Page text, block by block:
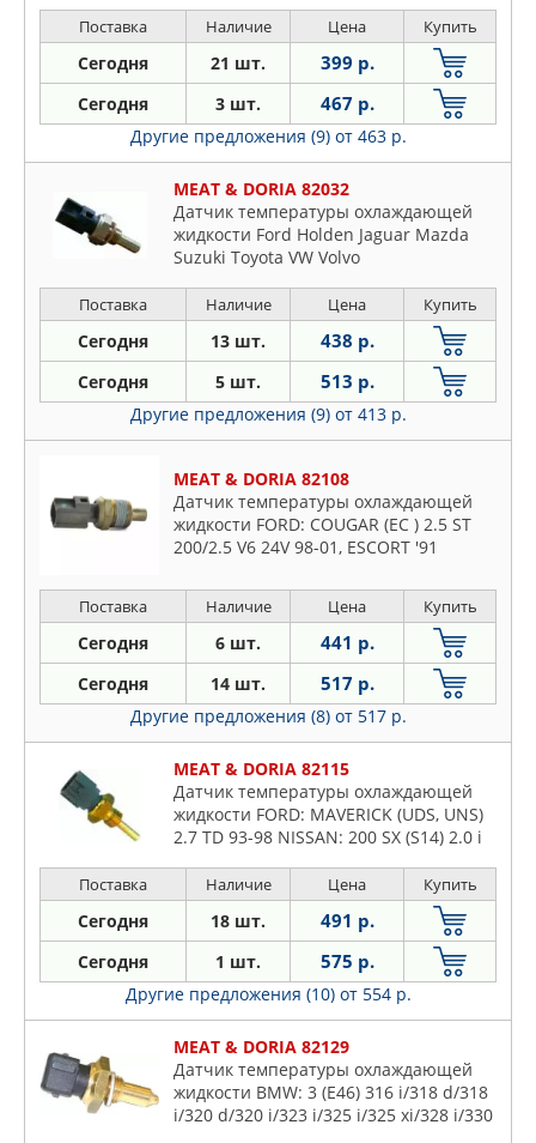
MASTERKIT
MEAT & DORIA
METACO
NISSAN
QUATTRO FRENI
SUBARU
TAMA
VERNET
VOLVO
Isuzu
Iveco
Jaguar
Jeep
KIA
Lancia
Land Rover
Mazda
Mercedes
Mitsubishi
Nissan
Proton
Rover
Saab
Skoda
Suzuki
Toyota
Поставка Наличие Цена Купить
Сегодня 21 шт. 399 р.
Сегодня 3 шт. 467 р.
Другие предложения (9) от 463 р.
MEAT & DORIA 82032
Датчик температуры охлаждающей
жидкости Ford Holden Jaguar Mazda
Suzuki Toyota VW Volvo
Поставка Наличие Цена Купить
Сегодня 13 шт. 438 р.
Сегодня 5 шт. 513 р.
Другие предложения (9) от 413 р.
MEAT & DORIA 82108
Датчик температуры охлаждающей
жидкости FORD: COUGAR (EC ) 2.5 ST
200/2.5 V6 24V 98-01, ESCORT '91
фургон (AVL) 1.4/1.8 Turbo D 95-,
ESCORT CLASSIC (
Поставка Наличие Цена Купить
Сегодня 6 шт. 441 р.
Сегодня 14 шт. 517 р.
Другие предложения (8) от 517 р.
MEAT & DORIA 82115
Датчик температуры охлаждающей
жидкости FORD: MAVERICK (UDS, UNS)
2.7 TD 93-98 NISSAN: 200 SX (S14) 2.0 i
Z Roadster 3.5 03-, ALMERA I (N15)
Поставка Наличие Цена Купить
Сегодня 18 шт. 491 р.
Сегодня 1 шт. 575 р.
Другие предложения (10) от 554 р.
MEAT & DORIA 82129
Датчик температуры охлаждающей
жидкости BMW: 3 (E46) 316 i/318 d/318
i/320 d/320 i/323 i/325 i/325 xi/328 i/330